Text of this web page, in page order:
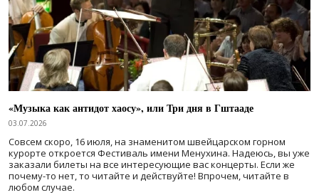
«Музыка как антидот хаосу», или Три дня в Гштааде
03.07.2026
Совсем скоро, 16 июля, на знаменитом швейцарском горном
курорте откроется Фестиваль имени Менухина. Надеюсь, вы уже
заказали билеты на все интересующие вас концерты. Если же
почему-то нет, то читайте и действуйте! Впрочем, читайте в
любом случае.